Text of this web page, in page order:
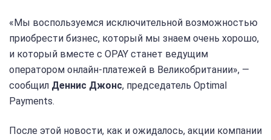
«Мы воспользуемся исключительной возможностью
приобрести бизнес, который мы знаем очень хорошо,
и который вместе с OPAY станет ведущим
оператором онлайн-платежей в Великобритании», —
сообщил Деннис Джонс, председатель Optimal
Payments.
После этой новости, как и ожидалось, акции компании